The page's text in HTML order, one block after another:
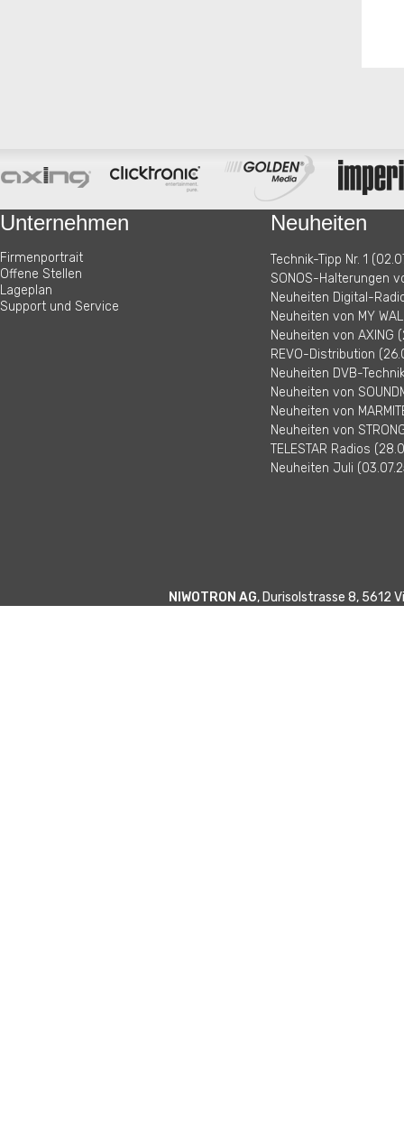
Unternehmen
Firmenportrait
Offene Stellen
Lageplan
Support und Service
Neuheiten
Technik-Tipp Nr. 1
SONOS-Halterungen
Neuheiten Digital-
Neuheiten von MY
Neuheiten von AXING
REVO-Distribution
Neuheiten DVB-
Neuheiten von
Neuheiten von
Neuheiten von
TELESTAR Radios
Neuheiten Juli
NIWOTRON AG, Durisolstrasse 8, 5612